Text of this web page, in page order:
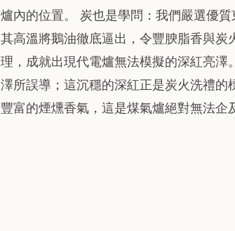
爐內的位置。 炭也是學問：我們嚴選優
其高溫將鵝油徹底逼出，令豐腴脂香與炭
理，成就出現代電爐無法模擬的深紅亮澤
澤所誤導；這沉穩的深紅正是炭火洗禮的
豐富的煙燻香氣，這是煤氣爐絕對無法企